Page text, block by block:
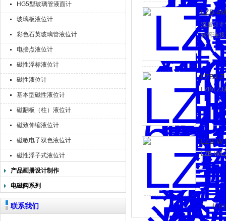
HG5型玻璃管液面计
玻璃板液位计
彩色石英玻璃管液位计
电接点液位计
磁性浮标液位计
磁性液位计
基本型磁性液位计
磁翻板（柱）液位计
磁致伸缩液位计
磁敏电子双色液位计
磁性浮子式液位计
产品画册设计制作
电磁阀系列
联系我们
LZB-
流量计
软管连
LZB/
LZB/LZJ
LZB-W
LZB-W/
共